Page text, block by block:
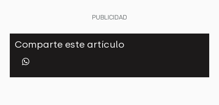
PUBLICIDAD
Comparte este artículo